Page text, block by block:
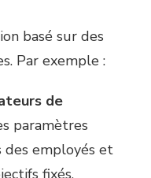
basé sur des
Par exemple :
de
paramètres
employés et
fixés.